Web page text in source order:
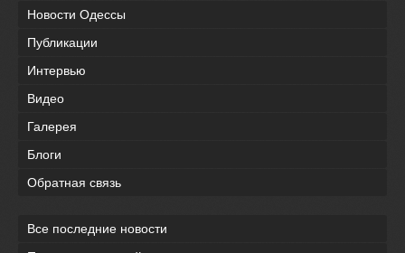
Новости Одессы
Публикации
Интервью
Видео
Галерея
Блоги
Обратная связь
Все последние новости